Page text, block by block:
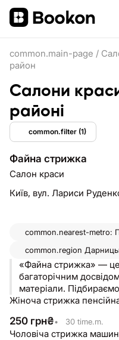
common.main-page /
район
Салони
районі
common.filter (1)
Файна стрижка
Салон краси
Київ, вул. Лариси
common.nearest-metro:
common.region
«Файна стрижка» — це
багаторічним
матеріали.
індивідуально.
повертаються до нас
Жіноча стрижка
250 грн₴• 30 time.m.
Чоловіча стрижка